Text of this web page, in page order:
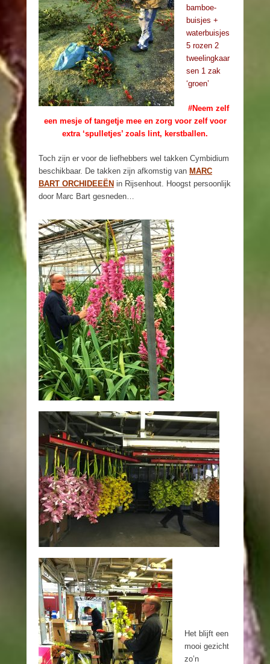
bamboe-
buisjes +
waterbuisjes
5 rozen 2
tweelingkaar
sen 1 zak
‘groen’
#Neem zelf
een mesje of tangetje mee en zorg voor zelf voor
extra ‘spulletjes’ zoals lint, kerstballen.
Toch zijn er voor de liefhebbers wel takken Cymbidium
beschikbaar. De takken zijn afkomstig van MARC
BART ORCHIDEEËN in Rijsenhout. Hoogst persoonlijk
door Marc Bart gesneden…
Het blijft een
mooi gezicht
zo’n